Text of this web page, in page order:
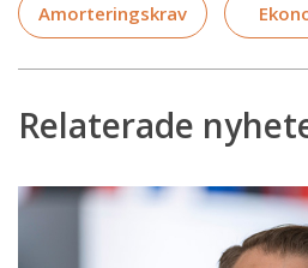
Amorteringskrav
Relaterade
Välkommet
förslag